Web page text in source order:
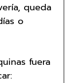
queda
o
fuera